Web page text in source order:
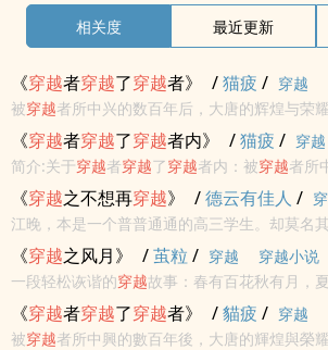
相关度 最近更新
《穿越者穿越了穿越者》 /猫疲 / 穿越
被穿越者所中兴的数百年后，大唐的辉煌与荣
王朝与遍布诸洋大洲海外唐人诸侯的矛盾，却
知的混沌命运中，无数人和势力，为了吃饱肚
者们复仇或...
《穿越者穿越了穿越者内》 /猫疲 / 穿越
简介:关于穿越者穿越了穿越者内：被穿越者所
的辉煌与荣耀已然不再，大陆中央王朝与遍布
的矛盾，却已经不可妥协，不可知的混沌命运
了吃饱肚子...
《穿越之不想再穿越》 /德云有佳人 /
江晚，本是一个普普通通的高三学生。却莫名
这次居然没有 穿越 成村姑，或者原始部落的酋长
十八岁的年轻孤寡太后？<br/><br/>最重要的
刻盯着她，折磨她？
《穿越之风月》 /茧粒 / 穿越
穿越小说
一段轻松诙谐的穿越故事：春有百花秋有月，
何时映落花，流雪何年随风绝？ 让我们在春江花月夜，做一段风花雪
月事。作者自定义标签:穿越 轻松宅男赚钱
《穿越者穿越了穿越者》 /貓疲 / 穿越
被穿越者所中興的數百年後，大唐的輝煌與榮